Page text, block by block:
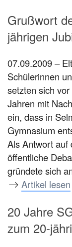
Grußwort
jährigen
07.09.2009 –
Schülerinnen
setzten sich
Jahren mit
ein, dass in
Gymnasium
Als Antwort auf
öffentliche
gründete sich
Artikel lesen
20 Jahre
zum 20-